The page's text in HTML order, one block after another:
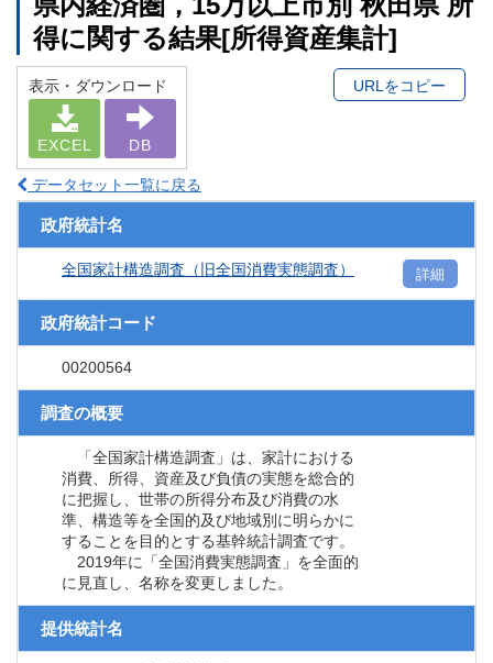
得に関する結果[所得資産集計]
表示・ダウンロード
EXCEL DB
URLをコピー
データセット一覧に戻る
政府統計名
全国家計構造調査（旧全国消費実態調査） 詳細
政府統計コード
00200564
調査の概要
「全国家計構造調査」は、家計における
消費、所得、資産及び負債の実態を総合的
に把握し、世帯の所得分布及び消費の水
準、構造等を全国的及び地域別に明らかに
することを目的とする基幹統計調査です。
2019年に「全国消費実態調査」を全面的
に見直し、名称を変更しました。
提供統計名